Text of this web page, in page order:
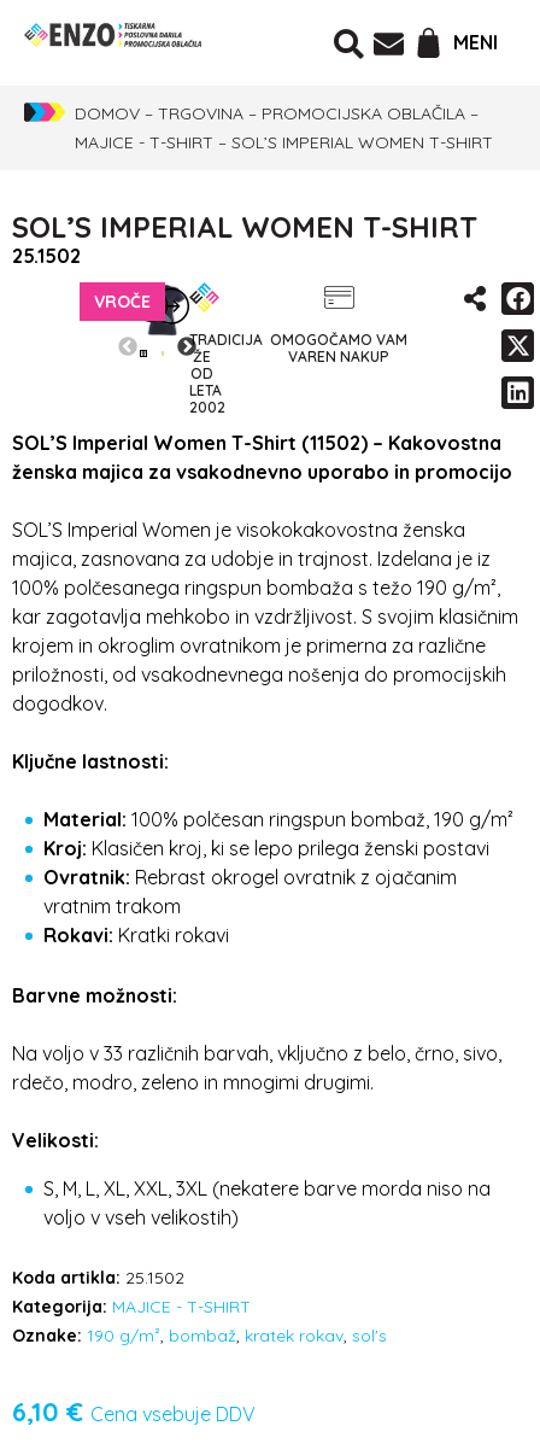
MENI
DOMOV – TRGOVINA – PROMOCIJSKA OBLAČILA –
MAJICE - T-SHIRT – SOL’S IMPERIAL WOMEN T-SHIRT
SOL’S IMPERIAL WOMEN T-SHIRT
25.1502
VROČE
TRADICIJA
ŽE
OD
LETA
2002
OMOGOČAMO VAM
VAREN NAKUP
SOL’S Imperial Women T-Shirt (11502) – Kakovostna
ženska majica za vsakodnevno uporabo in promocijo
SOL’S Imperial Women je visokokakovostna ženska
majica, zasnovana za udobje in trajnost. Izdelana je iz
100% polčesanega ringspun bombaža s težo 190 g/m²,
kar zagotavlja mehkobo in vzdržljivost. S svojim klasičnim
krojem in okroglim ovratnikom je primerna za različne
priložnosti, od vsakodnevnega nošenja do promocijskih
dogodkov.
Ključne lastnosti:
Material: 100% polčesan ringspun bombaž, 190 g/m²
Kroj: Klasičen kroj, ki se lepo prilega ženski postavi
Ovratnik: Rebrast okrogel ovratnik z ojačanim
vratnim trakom
Rokavi: Kratki rokavi
Barvne možnosti:
Na voljo v 33 različnih barvah, vključno z belo, črno, sivo,
rdečo, modro, zeleno in mnogimi drugimi.
Velikosti:
S, M, L, XL, XXL, 3XL (nekatere barve morda niso na
voljo v vseh velikostih)
Koda artikla: 25.1502
Kategorija: MAJICE - T-SHIRT
Oznake: 190 g/m², bombaž, kratek rokav, sol's
6,10 € Cena vsebuje DDV